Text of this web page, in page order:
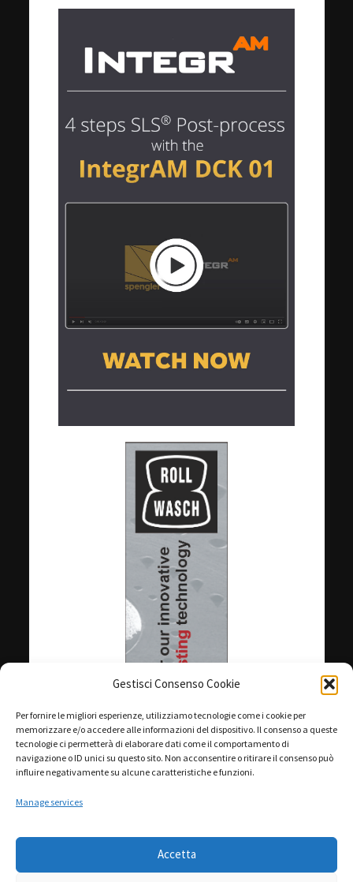
Gestisci Consenso Cookie
Per fornire le migliori esperienze, utilizziamo tecnologie come i cookie per
memorizzare e/o accedere alle informazioni del dispositivo. Il consenso a queste
tecnologie ci permetterà di elaborare dati come il comportamento di
navigazione o ID unici su questo sito. Non acconsentire o ritirare il consenso può
influire negativamente su alcune caratteristiche e funzioni.
Manage services
Accetta